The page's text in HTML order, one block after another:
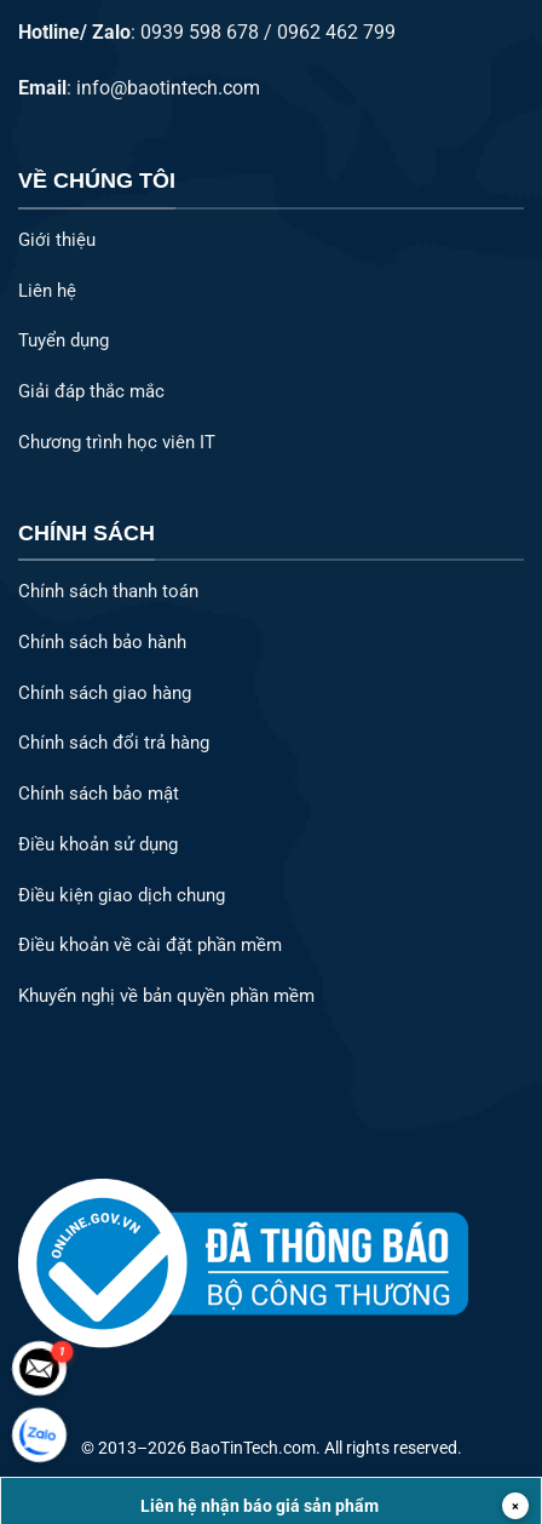
Hotline/ Zalo: 0939 598 678 / 0962 462 799
Email: info@baotintech.com
VỀ CHÚNG TÔI
Giới thiệu
Liên hệ
Tuyển dụng
Giải đáp thắc mắc
Chương trình học viên IT
CHÍNH SÁCH
Chính sách thanh toán
Chính sách bảo hành
Chính sách giao hàng
Chính sách đổi trả hàng
Chính sách bảo mật
Điều khoản sử dụng
Điều kiện giao dịch chung
Điều khoản về cài đặt phần mềm
Khuyến nghị về bản quyền phần mềm
© 2013–2026BaoTinTech.com. All rights reserved.
1
Liên hệ nhận báo giá sản phẩm ×